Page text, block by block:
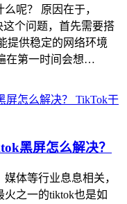
呢？ 原因在于，
个问题，首先需要搭
提供稳定的网络环境
在第一时间会想…
TikTok干
黑屏怎么解决？
体等行业息息相关，
之一的tiktok也是如